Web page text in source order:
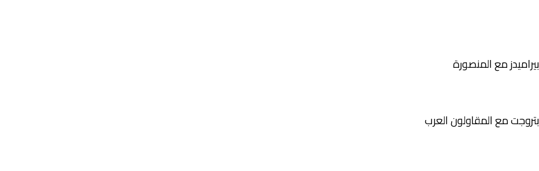
بيراميدز مع المنصورة
بتروجت مع المقاولون العرب